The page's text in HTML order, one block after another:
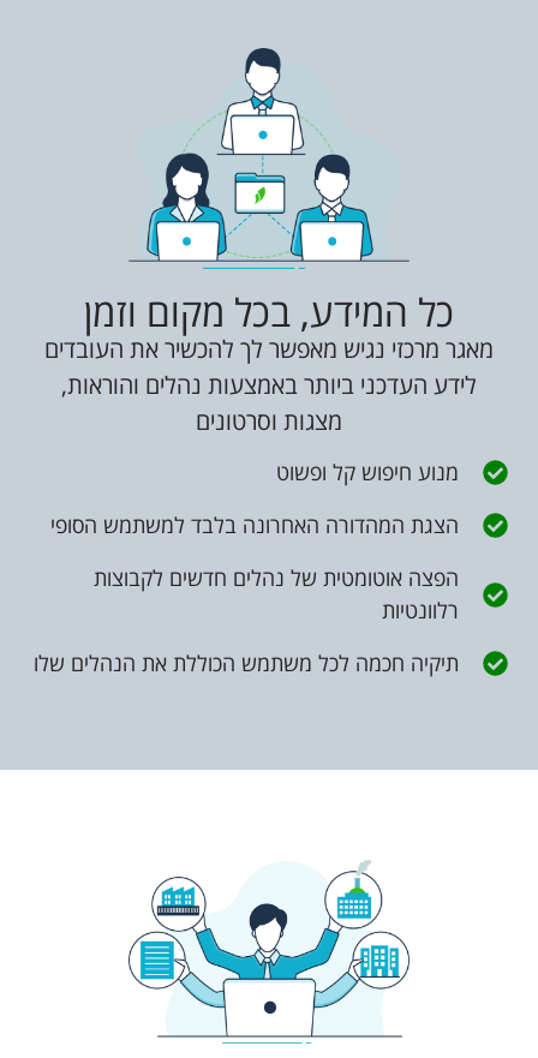
כל המידע, בכל מקום וזמן
מאגר מרכזי נגיש מאפשר לך להכשיר את העובדים
לידע העדכני ביותר באמצעות נהלים והוראות,
מצגות וסרטונים
מנוע חיפוש קל ופשוט
הצגת המהדורה האחרונה בלבד למשתמש הסופי
הפצה אוטומטית של נהלים חדשים לקבוצות
רלוונטיות
תיקיה חכמה לכל משתמש הכוללת את הנהלים שלו